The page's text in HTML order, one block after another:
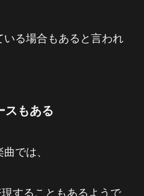
る場合もあると言われ
スもある
では、
することもあるようで